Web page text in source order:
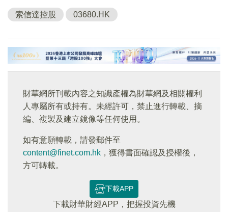
索信達控股 03680.HK
財華網所刊載內容之知識產權為財華網及相關權利
人專屬所有或持有。未經許可，禁止進行轉載、摘
編、複製及建立鏡像等任何使用。
如有意願轉載，請發郵件至
content@finet.com.hk ，獲得書面確認及授權後，
方可轉載。
下載APP
下載財華財經APP，把握投資先機